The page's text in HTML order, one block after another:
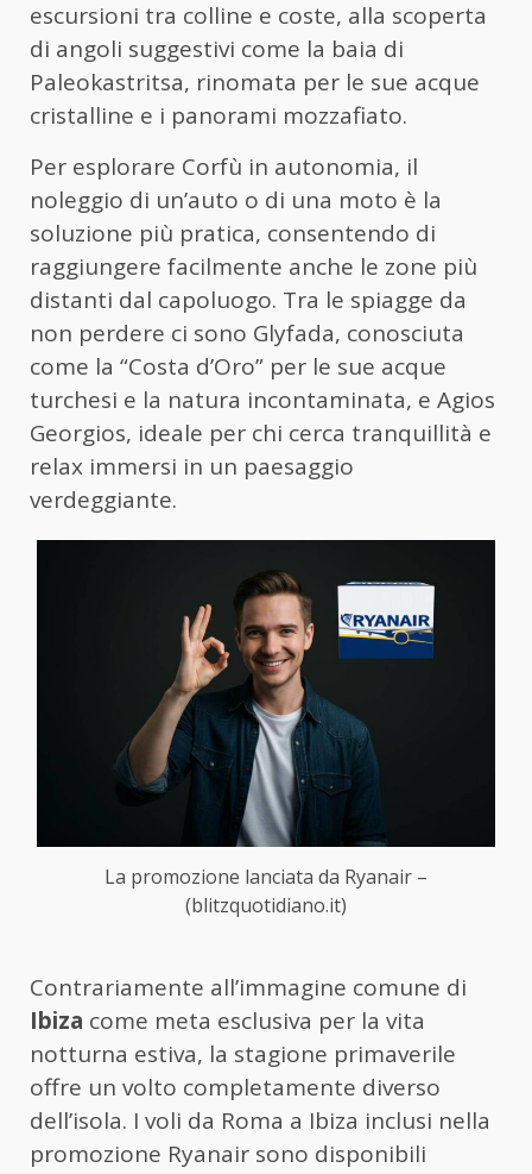
escursioni tra colline e coste, alla scoperta
di angoli suggestivi come la baia di
Paleokastritsa, rinomata per le sue acque
cristalline e i panorami mozzafiato.
Per esplorare Corfù in autonomia, il
noleggio di un’auto o di una moto è la
soluzione più pratica, consentendo di
raggiungere facilmente anche le zone più
distanti dal capoluogo. Tra le spiagge da
non perdere ci sono Glyfada, conosciuta
come la “Costa d’Oro” per le sue acque
turchesi e la natura incontaminata, e Agios
Georgios, ideale per chi cerca tranquillità e
relax immersi in un paesaggio
verdeggiante.
La promozione lanciata da Ryanair –
(blitzquotidiano.it)
Contrariamente all’immagine comune di
Ibiza come meta esclusiva per la vita
notturna estiva, la stagione primaverile
offre un volto completamente diverso
dell’isola. I voli da Roma a Ibiza inclusi nella
promozione Ryanair sono disponibili